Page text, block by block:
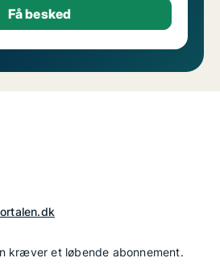
kræver et løbende abonnement.